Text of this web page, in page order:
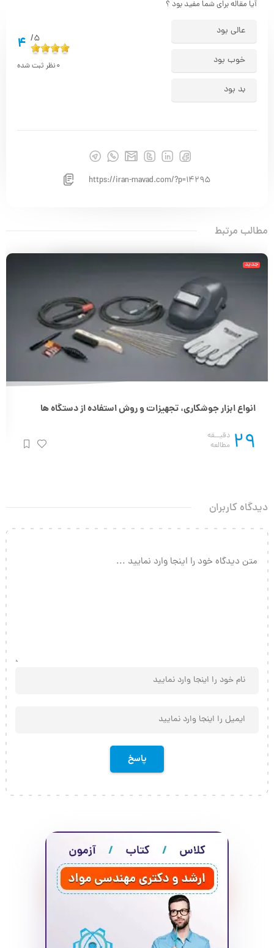
آیا مقاله برای شما مفید بود ؟
عالی بود
خوب بود
بد بود
5/
4
0نظر ثبت شده
https://iran-mavad.com/?p=14295
مطالب مرتبط
جدید
انواع ابزار جوشکاری، تجهیزات و روش استفاده از دستگاه ها
29 دقیــقه
مطالعه
دیدگاه کاربران